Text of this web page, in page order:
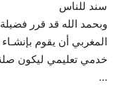
سند للناس
وبحمد الله قد قرر
المغربي أن يقوم
خدمي تعليمي ليكون صلة
…